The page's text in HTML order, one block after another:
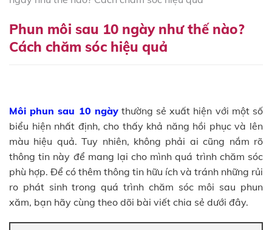
Phun môi sau 10 ngày như thế nào?
Cách chăm sóc hiệu quả
Môi phun sau 10 ngàythường sẻ xuất hiện với một số
biểu hiện nhất định, cho thấy khả năng hồi phục và lên
màu hiệu quả. Tuy nhiên, không phải ai cũng nắm rõ
thông tin này để mang lại cho mình quá trình chăm sóc
phù hợp. Để có thêm thông tin hữu ích và tránh những rủi
ro phát sinh trong quá trình chăm sóc môi sau phun
xăm, bạn hãy cùng theo dõi bài viết chia sẻ dưới đây.